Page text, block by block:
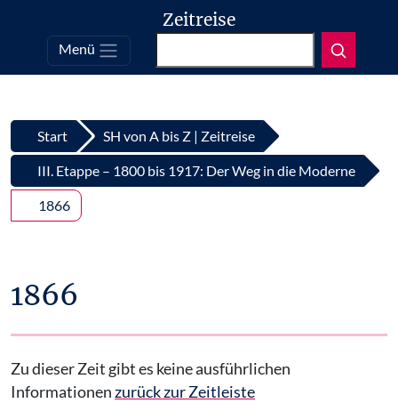
Top
Zum Inhalt springen
Zeitreise
Menü
Start SH von A bis Z | Zeitreise
III. Etappe – 1800 bis 1917: Der Weg in die Moderne
1866
1866
Zu dieser Zeit gibt es keine ausführlichen
Informationenzurück zur Zeitleiste